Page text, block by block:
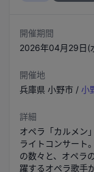
開催期間
2026年04月29日(
開催地
兵庫県 小野市 / 小
詳細
オペラ「カルメン
ライトコンサート
の数々と、オペラ
躍するオペラ歌手